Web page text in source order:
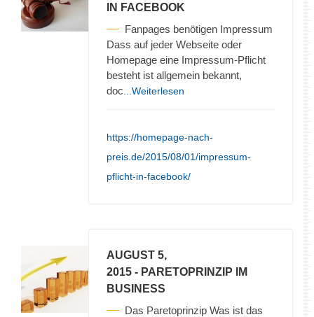
IN FACEBOOK
Fanpages benötigen Impressum
Dass auf jeder Webseite oder
Homepage eine Impressum-Pflicht
besteht ist allgemein bekannt,
doc ...Weiterlesen
https://homepage-nach-
preis.de/2015/08/01/impressum-
pflicht-in-facebook/
AUGUST 5,
2015 - PARETOPRINZIP IM
BUSINESS
Das Paretoprinzip Was ist das